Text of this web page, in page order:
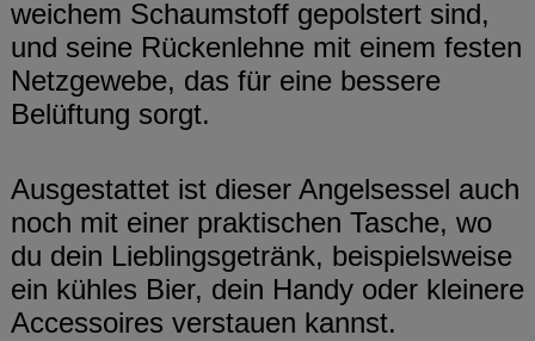
weichem Schaumstoff gepolstert sind,
und seine Rückenlehne mit einem festen
Netzgewebe, das für eine bessere
Belüftung sorgt.
Ausgestattet ist dieser Angelsessel auch
noch mit einer praktischen Tasche, wo
du dein Lieblingsgetränk, beispielsweise
ein kühles Bier, dein Handy oder kleinere
Accessoires verstauen kannst.